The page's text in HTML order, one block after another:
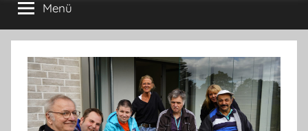
Borstel
von
Groß
Borstel
Menü